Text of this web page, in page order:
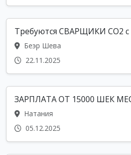
Требуются СВАРЩИКИ CO2
Беэр Шева
22.11.2025
ЗАРПЛАТА ОТ 15000 ШЕК
Натания
05.12.2025